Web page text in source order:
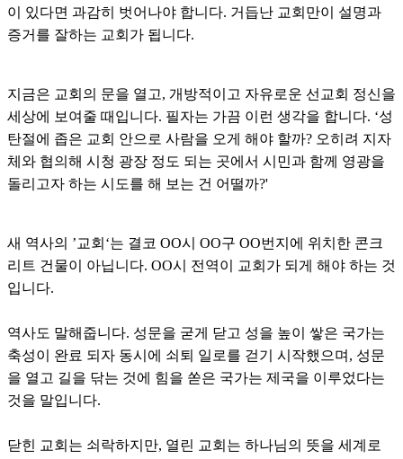
이 있다면 과감히 벗어나야 합니다. 거듭난 교회만이 설명과
증거를 잘하는 교회가 됩니다.
지금은 교회의 문을 열고, 개방적이고 자유로운 선교회 정신을
세상에 보여줄 때입니다. 필자는 가끔 이런 생각을 합니다. ‘성
탄절에 좁은 교회 안으로 사람을 오게 해야 할까? 오히려 지자
체와 협의해 시청 광장 정도 되는 곳에서 시민과 함께 영광을
돌리고자 하는 시도를 해 보는 건 어떨까?'
새 역사의 ’교회‘는 결코 OO시 OO구 OO번지에 위치한 콘크
리트 건물이 아닙니다. OO시 전역이 교회가 되게 해야 하는 것
입니다.
역사도 말해줍니다. 성문을 굳게 닫고 성을 높이 쌓은 국가는
축성이 완료 되자 동시에 쇠퇴 일로를 걷기 시작했으며, 성문
을 열고 길을 닦는 것에 힘을 쏟은 국가는 제국을 이루었다는
것을 말입니다.
닫힌 교회는 쇠락하지만, 열린 교회는 하나님의 뜻을 세계로